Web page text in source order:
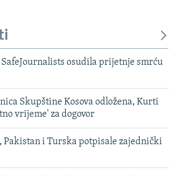
osudila prijetnje smrću
Skupštine Kosova odložena, Kurti
vrijeme' za dogovor
Pakistan i Turska potpisale zajednički